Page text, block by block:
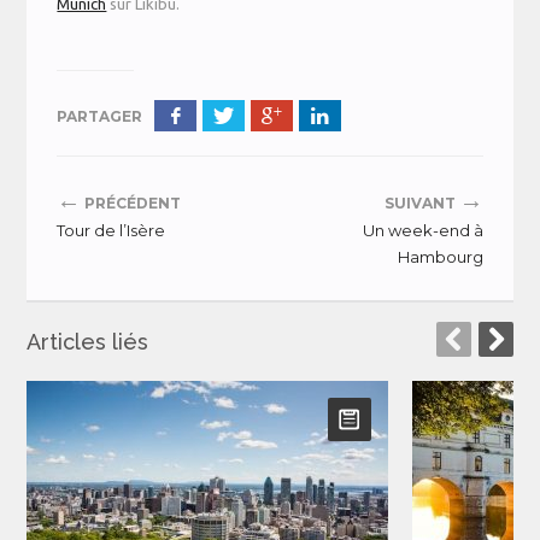
PARTAGER
← PRÉCÉDENT
Tour de l’Isère
SUIVANT →
Un week-end à
Hambourg
Articles liés